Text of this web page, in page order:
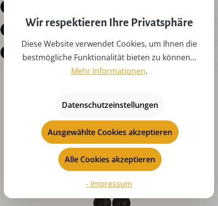
Bewertungen
Fragen zum Produkt
Produktgalerie überspringen
Das könnte Ihnen auch gefallen
Wir respektieren Ihre Privatsphäre
Diese Website verwendet Cookies, um Ihnen die
bestmögliche Funktionalität bieten zu können...
Mehr Informationen.
Datenschutzeinstellungen
Ausgewählte Cookies akzeptieren
Alle Cookies akzeptieren
- Impressum